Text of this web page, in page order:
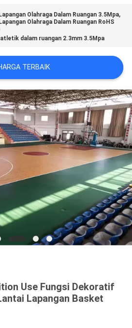
Olahraga Dalam Ruangan 3.5Mpa,
Olahraga Dalam Ruangan RoHS
dalam ruangan 2.3mm 3.5Mpa
TERBAIK
Use Fungsi Dekoratif
Lapangan Basket